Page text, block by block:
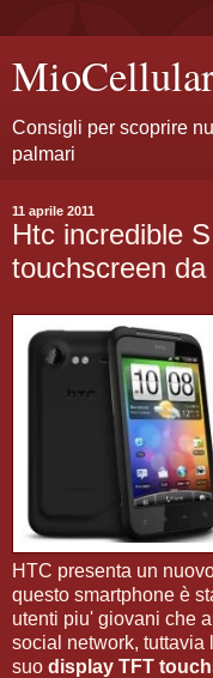
Consigli per scoprire
palmari
11 aprile 2011
Htc incredible
touchscreen da
HTC presenta un
questo smartphone è
utenti piu' giovani che
social network, tuttavia
suo display TFT